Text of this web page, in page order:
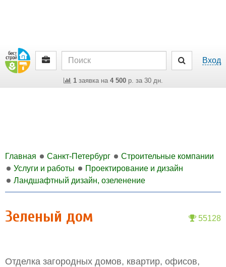
Вход
1заявка на 4 500р. за 30 дн.
Главная Санкт-Петербург
Строительные компании
Услуги и работы
Проектирование и дизайн
Ландшафтный дизайн, озеленение
55128
Зеленый дом
Отделка загородных домов, квартир, офисов,